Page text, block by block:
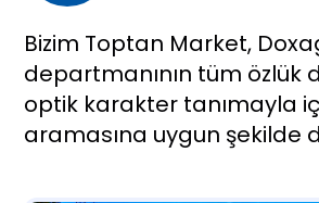
Bizim Toptan Market,
departmanının tüm özlük
optik karakter tanımayla
aramasına uygun şekilde